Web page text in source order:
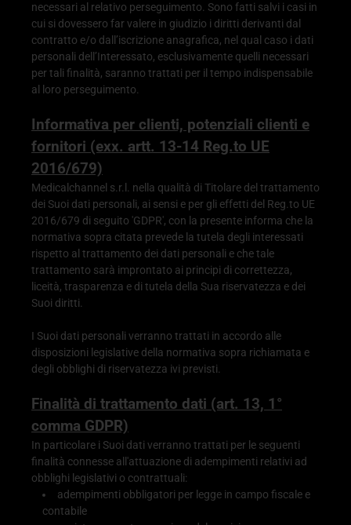
necessari al relativo perseguimento. Sono fatti salvi i casi in
cui si dovessero far valere in giudizio i diritti derivanti dal
contratto e/o dall’iscrizione anagrafica, nel qual caso i dati
personali dell’Interessato, esclusivamente quelli necessari
per tali finalità, saranno trattati per il tempo indispensabile
al loro perseguimento.
Informativa per clienti, potenziali clienti e
fornitori (exx. artt. 13-14 Reg.to UE
2016/679)
Medicalchannel s.r.l. nella qualità di Titolare del trattamento
dei Suoi dati personali, ai sensi e per gli effetti del Reg.to UE
2016/679 di seguito 'GDPR', con la presente informa che la
normativa sopra citata prevede la tutela degli interessati
rispetto al trattamento dei dati personali e che tale
trattamento sarà improntato ai principi di correttezza,
liceità, trasparenza e di tutela della Sua riservatezza e dei
Suoi diritti.
I Suoi dati personali verranno trattati in accordo alle
disposizioni legislative della normativa sopra richiamata e
degli obblighi di riservatezza ivi previsti.
Finalità di trattamento dati (art. 13, 1°
comma GDPR)
In particolare i Suoi dati verranno trattati per le seguenti
finalità connesse all'attuazione di adempimenti relativi ad
obblighi legislativi o contrattuali:
adempimenti obbligatori per legge in campo fiscale e
contabile